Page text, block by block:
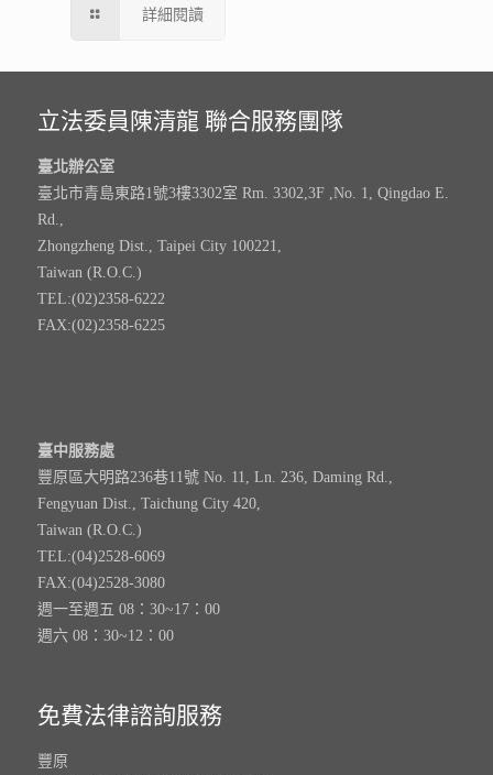
詳細閱讀
立法委員陳清龍 聯合服務團隊
臺北辦公室
臺北市青島東路1號3樓3302室 Rm. 3302,3F ,No. 1, Qingdao E.
Rd.,
Zhongzheng Dist., Taipei City 100221,
Taiwan (R.O.C.)
TEL:(02)2358-6222
FAX:(02)2358-6225
臺中服務處
豐原區大明路236巷11號 No. 11, Ln. 236, Daming Rd.,
Fengyuan Dist., Taichung City 420,
Taiwan (R.O.C.)
TEL:(04)2528-6069
FAX:(04)2528-3080
週一至週五 08：30~17：00
週六 08：30~12：00
免費法律諮詢服務
豐原